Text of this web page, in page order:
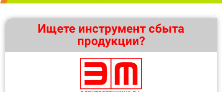
Ищете инструмент сбыта
продукции?